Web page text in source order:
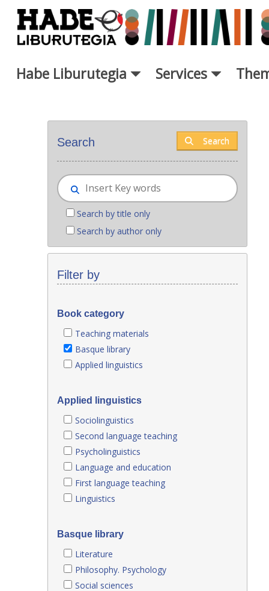
Skip to Main Content
Habe Liburutegia Services
Search Search
Search by title only
Search by author only
Filter by
Book category
Teaching materials
Basque library
Applied linguistics
Applied linguistics
Sociolinguistics
Second language teaching
Psycholinguistics
Language and education
First language teaching
Linguistics
Basque library
Literature
Philosophy. Psychology
Social sciences